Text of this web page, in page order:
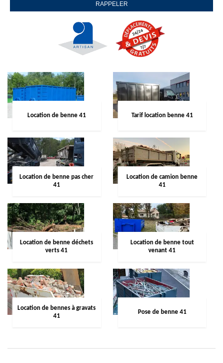
Location de benne 41 Tarif location benne 41
Location de benne pas cher
41
Location de camion benne
41
Location de benne déchets
verts 41
Location de benne tout
venant 41
Location de bennes à gravats
41
Pose de benne 41